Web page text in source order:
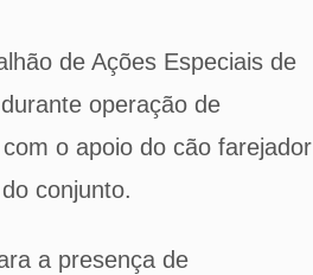
de Ações Especiais de
operação de
o apoio do cão farejador
conjunto.
a presença de